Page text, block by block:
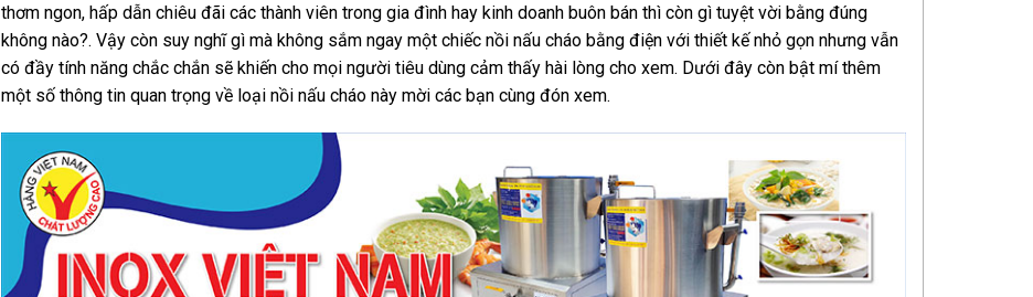
thơm ngon, hấp dẫn chiêu đãi các thành viên trong gia đình hay kinh doanh buôn bán thì còn gì tuyệt vời bằng đúng
không nào?. Vậy còn suy nghĩ gì mà không sắm ngay một chiếc nồi nấu cháo bằng điện với thiết kế nhỏ gọn nhưng vẫn
có đầy tính năng chắc chắn sẽ khiến cho mọi người tiêu dùng cảm thấy hài lòng cho xem. Dưới đây còn bật mí thêm
một số thông tin quan trọng về loại nồi nấu cháo này mời các bạn cùng đón xem.